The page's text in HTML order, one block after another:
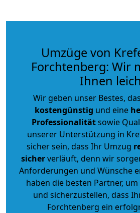
Umzüge von
Forchtenberg: Wir
Ihnen
Wir geben unser Bestes,
kostengünstig und eine
Professionalitätsowie
unserer Unterstützung in
sicher sein, dass Ihr Umzug
sicherverläuft, denn wir
Anforderungen und Wünsche
haben die besten Partner,
und sicherzustellen, dass
Forchtenberg ein